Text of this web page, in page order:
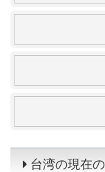
台湾の現在